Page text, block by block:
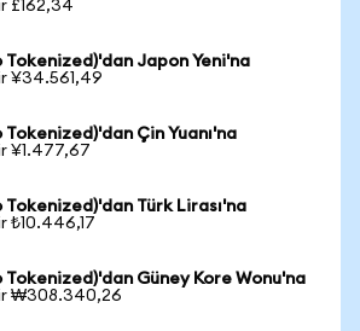
£162,34
Tokenized)'dan Japon Yeni'na
¥34.561,49
Tokenized)'dan Çin Yuanı'na
¥1.477,67
Tokenized)'dan Türk Lirası'na
₺10.446,17
Tokenized)'dan Güney Kore Wonu'na
₩308.340,26